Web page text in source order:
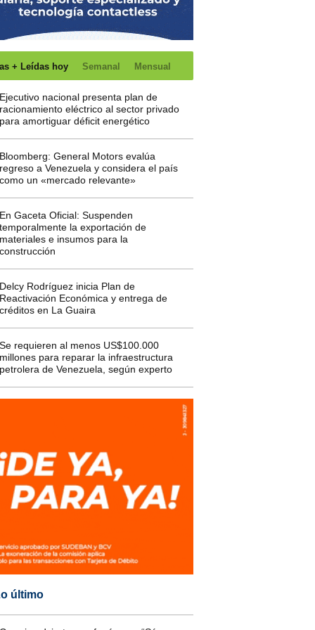
+ Leídas hoy Semanal Mensual
nacional presenta plan de
eléctrico al sector privado
amortiguar déficit energético
General Motors evalúa
a Venezuela y considera el país
un «mercado relevante»
Gaceta Oficial: Suspenden
la exportación de
e insumos para la
Rodríguez inicia Plan de
Económica y entrega de
en La Guaira
requieren al menos US$100.000
para reparar la infraestructura
de Venezuela, según experto
último